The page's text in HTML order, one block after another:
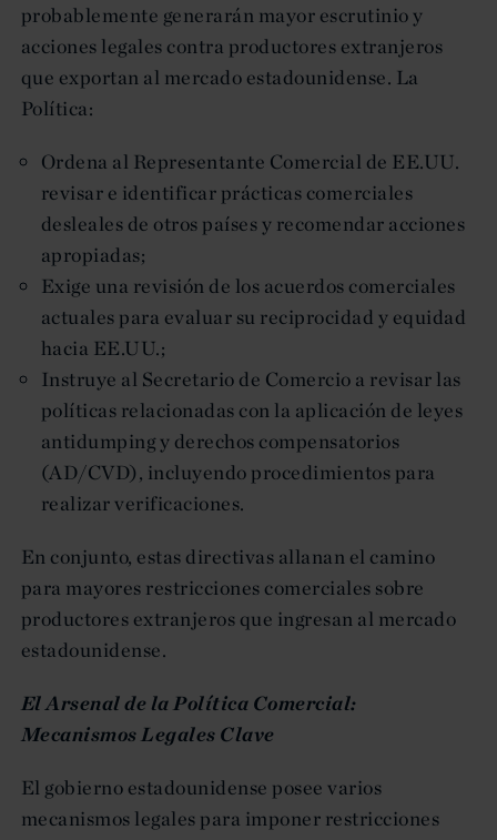
probablemente generarán mayor escrutinio y
acciones legales contra productores extranjeros
que exportan al mercado estadounidense. La
Política:
Ordena al Representante Comercial de EE.UU.
revisar e identificar prácticas comerciales
desleales de otros países y recomendar acciones
apropiadas;
Exige una revisión de los acuerdos comerciales
actuales para evaluar su reciprocidad y equidad
hacia EE.UU.;
Instruye al Secretario de Comercio a revisar las
políticas relacionadas con la aplicación de leyes
antidumping y derechos compensatorios
(AD/CVD), incluyendo procedimientos para
realizar verificaciones.
En conjunto, estas directivas allanan el camino
para mayores restricciones comerciales sobre
productores extranjeros que ingresan al mercado
estadounidense.
El Arsenal de la Política Comercial:
Mecanismos Legales Clave
El gobierno estadounidense posee varios
mecanismos legales para imponer restricciones